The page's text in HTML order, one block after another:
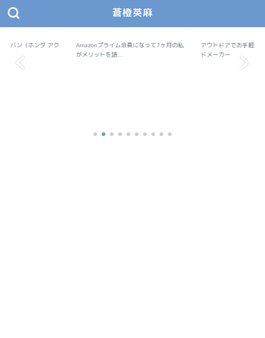
蒼橙英麻
あおとえま モノデザ
蒼橙英麻（あおとえま）の物作りデザイン研究所
軽バン（ホンダ アク
Amazon
Amazonプライム会員になって7ヶ月の私
がメリットを語...
アウトドア
アウトドアでお手軽料
ドメーカー